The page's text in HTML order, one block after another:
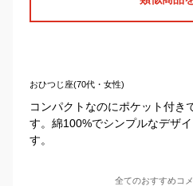
おひつじ座(70代・女性)
コンパクトなのにポケット付き
す。綿100%でシンプルなデザ
す。
全てのおすすめコ